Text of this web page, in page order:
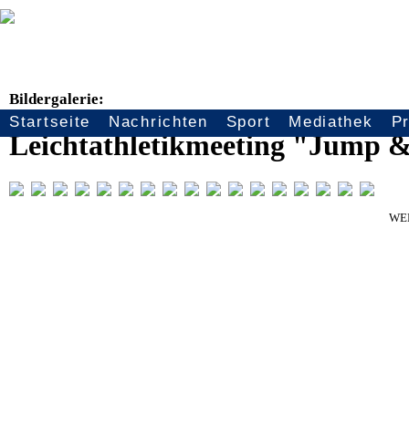
Seitennavigation
Startseite Nachrichten Sport Mediathek
Bildergalerie:
Leichtathletikmeeting "Jump